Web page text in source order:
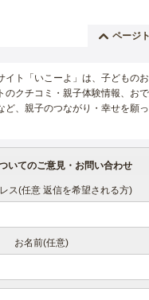
ページ
イト「いこーよ」は、子どもの
のクチコミ・親子体験情報、お
ど、親子のつながり・幸せを願
いてのご意見・お問い合わせ
ス(任意 返信を希望される方)
お名前(任意)